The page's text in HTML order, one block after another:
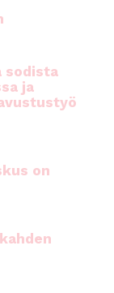
sodista
ja
on